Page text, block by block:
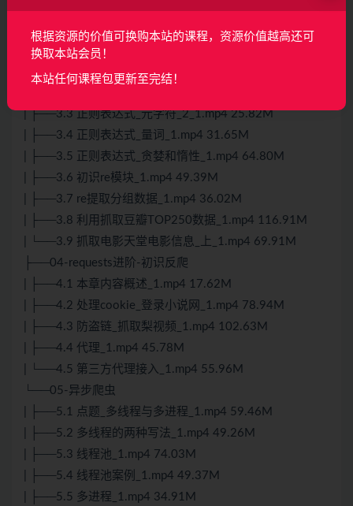
| ├──3.2 正则表达式_元字符_1_1.mp4 65.26M
| ├──3.20 PyQuery基础入门_上_1.mp4 91.67M
| ├──3.21 pyquery基础入门_下_1.mp4 32.56M
| ├──3.3 正则表达式_元字符_2_1.mp4 25.82M
| ├──3.4 正则表达式_量词_1.mp4 31.65M
| ├──3.5 正则表达式_贪婪和惰性_1.mp4 64.80M
| ├──3.6 初识re模块_1.mp4 49.39M
| ├──3.7 re提取分组数据_1.mp4 36.02M
| ├──3.8 利用抓取豆瓣TOP250数据_1.mp4 116.91M
| └──3.9 抓取电影天堂电影信息_上_1.mp4 69.91M
├──04-requests进阶-初识反爬
| ├──4.1 本章内容概述_1.mp4 17.62M
| ├──4.2 处理cookie_登录小说网_1.mp4 78.94M
| ├──4.3 防盗链_抓取梨视频_1.mp4 102.63M
| ├──4.4 代理_1.mp4 45.78M
| └──4.5 第三方代理接入_1.mp4 55.96M
└──05-异步爬虫
| ├──5.1 点题_多线程与多进程_1.mp4 59.46M
| ├──5.2 多线程的两种写法_1.mp4 49.26M
| ├──5.3 线程池_1.mp4 74.03M
| ├──5.4 线程池案例_1.mp4 49.37M
| ├──5.5 多进程_1.mp4 34.91M
根据资源的价值可换购本站的课程，资源价值越高还可
换取本站会员！
本站任何课程包更新至完结！